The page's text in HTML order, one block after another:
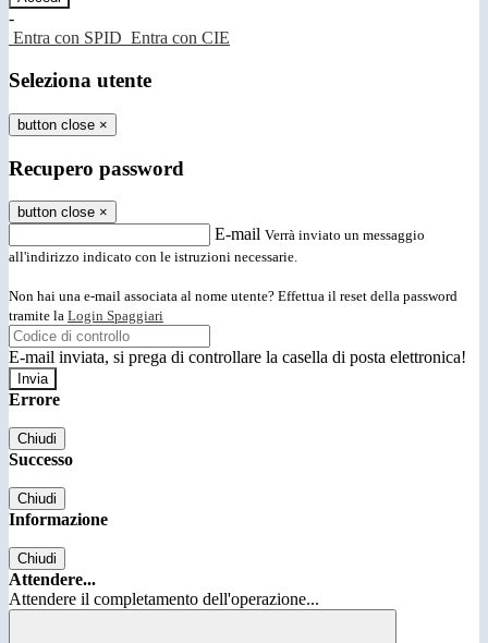
-
Entra con SPID Entra con CIE
Seleziona utente
button close ×
Recupero password
button close ×
E-mail Verrà inviato un messaggio
all'indirizzo indicato con le istruzioni necessarie.
Non hai una e-mail associata al nome utente? Effettua il reset della password
tramite la Login Spaggiari
E-mail inviata, si prega di controllare la casella di posta elettronica!
Errore
Chiudi
Successo
Chiudi
Informazione
Chiudi
Attendere...
Attendere il completamento dell'operazione...